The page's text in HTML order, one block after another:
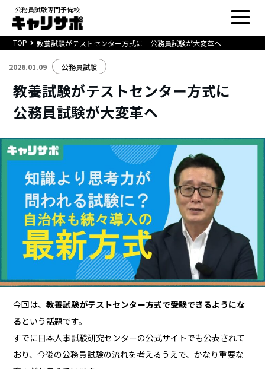
公務員試験専門予備校
TOP 教養試験がテストセンター方式に 公務員試験が大変革へ
2026.01.09 公務員試験
教養試験がテストセンター方式に
公務員試験が大変革へ
今回は、教養試験がテストセンター方式で受験できるようにな
るという話題です。
すでに日本人事試験研究センターの公式サイトでも公表されて
おり、今後の公務員試験の流れを考えるうえで、かなり重要な